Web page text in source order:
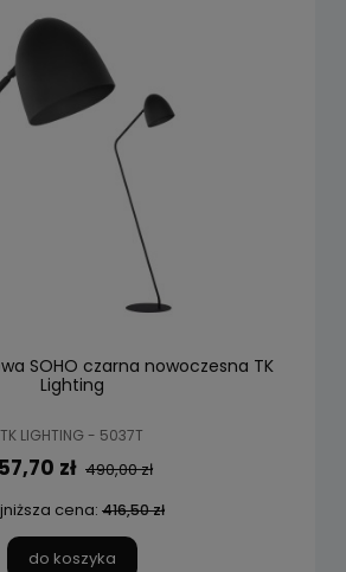
SOHO czarna nowoczesna TK
Lighting
TK LIGHTING - 5037T
zł 490,00 zł
cena: 416,50 zł
do koszyka